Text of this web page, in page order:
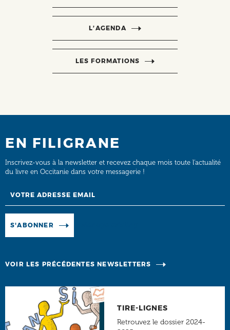
L’AGENDA
LES FORMATIONS
EN FILIGRANE
Inscrivez-vous à la newsletter et recevez chaque mois toute l’actualité
du livre en Occitanie dans votre messagerie !
S'ABONNER
VOIR LES PRÉCÉDENTES NEWSLETTERS
TIRE-LIGNES
Retrouvez le dossier 2024-